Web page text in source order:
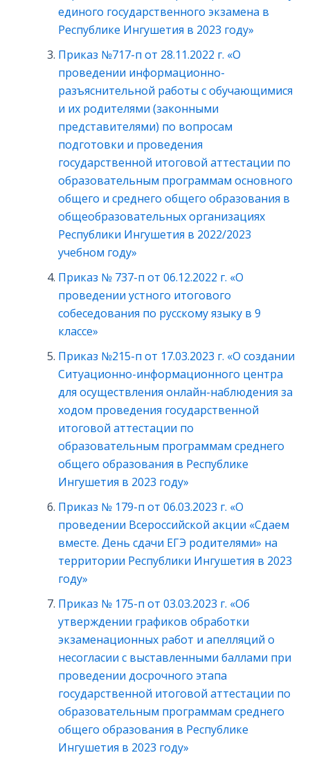
единого государственного экзамена в
Республике Ингушетия в 2023 году»
Приказ №717-п от 28.11.2022 г. «О
проведении информационно-
разъяснительной работы с обучающимися
и их родителями (законными
представителями) по вопросам
подготовки и проведения
государственной итоговой аттестации по
образовательным программам основного
общего и среднего общего образования в
общеобразовательных организациях
Республики Ингушетия в 2022/2023
учебном году»
Приказ № 737-п от 06.12.2022 г. «О
проведении устного итогового
собеседования по русскому языку в 9
классе»
Приказ №215-п от 17.03.2023 г. «О создании
Ситуационно-информационного центра
для осуществления онлайн-наблюдения за
ходом проведения государственной
итоговой аттестации по
образовательным программам среднего
общего образования в Республике
Ингушетия в 2023 году»
Приказ № 179-п от 06.03.2023 г. «О
проведении Всероссийской акции «Сдаем
вместе. День сдачи ЕГЭ родителями» на
территории Республики Ингушетия в 2023
году»
Приказ № 175-п от 03.03.2023 г. «Об
утверждении графиков обработки
экзаменационных работ и апелляций о
несогласии с выставленными баллами при
проведении досрочного этапа
государственной итоговой аттестации по
образовательным программам среднего
общего образования в Республике
Ингушетия в 2023 году»